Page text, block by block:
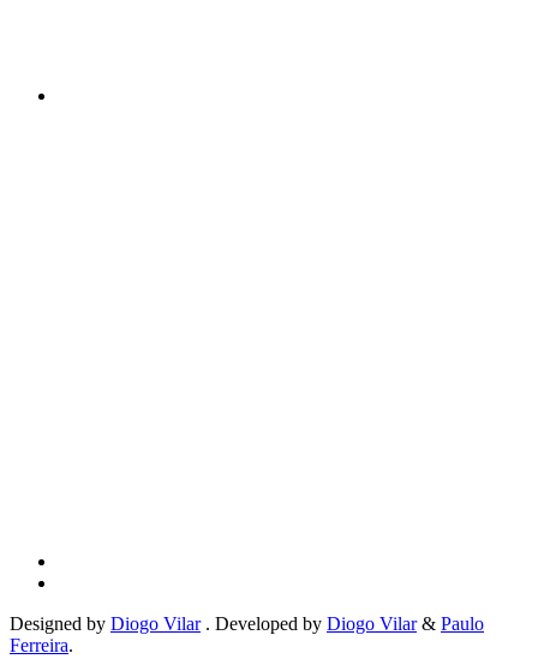
Designed by Diogo Vilar . Developed by Diogo Vilar & Paulo
Ferreira.